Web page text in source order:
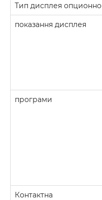
Тип дисплея опционно
показання дисплея
програми
Контактна